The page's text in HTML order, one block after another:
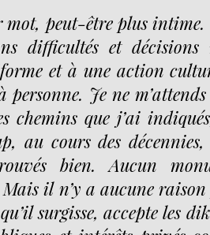
mot, peut-être plus intime.
difficultés et décisions
et à une action
personne. Je ne
chemins que j’ai
au cours des
bien. Aucun
il n’y a aucune
surgisse, accepte les